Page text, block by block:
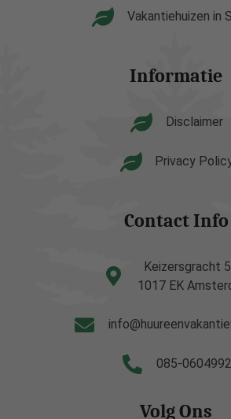
Vakantiehuizen in
Informatie
Disclaimer
Privacy
Contact Info
Keizersgracht
1017 EK
085-0604992
Volg Ons